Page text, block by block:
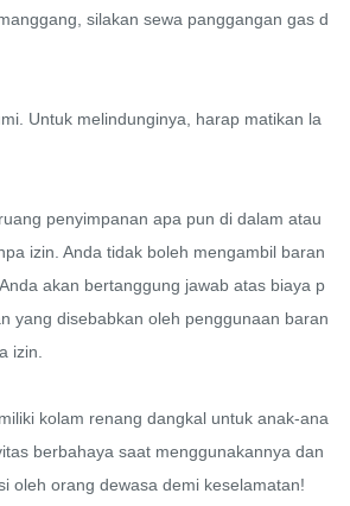
silakan sewa panggangan gas d
Untuk melindunginya, harap matikan la
penyimpanan apa pun di dalam atau
izin. Anda tidak boleh mengambil baran
akan bertanggung jawab atas biaya p
yang disebabkan oleh penggunaan baran
izin.
kolam renang dangkal untuk anak-ana
berbahaya saat menggunakannya dan
oleh orang dewasa demi keselamatan!